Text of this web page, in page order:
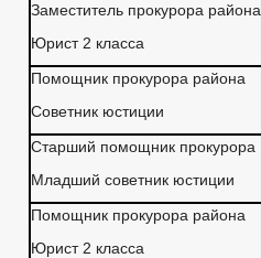
Заместитель прокурора района
Юрист 2 класса
Помощник прокурора района
Советник юстиции
Старший помощник прокурора
Младший советник юстиции
Помощник прокурора района
Юрист 2 класса